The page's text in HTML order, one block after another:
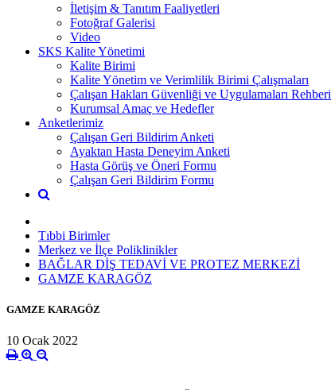
İletişim & Tanıtım Faaliyetleri
Fotoğraf Galerisi
Video
SKS Kalite Yönetimi
Kalite Birimi
Kalite Yönetim ve Verimlilik Birimi Çalışmaları
Çalışan Hakları Güvenliği ve Uygulamaları Rehberi
Kurumsal Amaç ve Hedefler
Anketlerimiz
Çalışan Geri Bildirim Anketi
Ayaktan Hasta Deneyim Anketi
Hasta Görüş ve Öneri Formu
Çalışan Geri Bildirim Formu
Tıbbi Birimler
Merkez ve İlçe Poliklinikler
BAĞLAR DİŞ TEDAVİ VE PROTEZ MERKEZİ
GAMZE KARAGÖZ
GAMZE KARAGÖZ
10 Ocak 2022